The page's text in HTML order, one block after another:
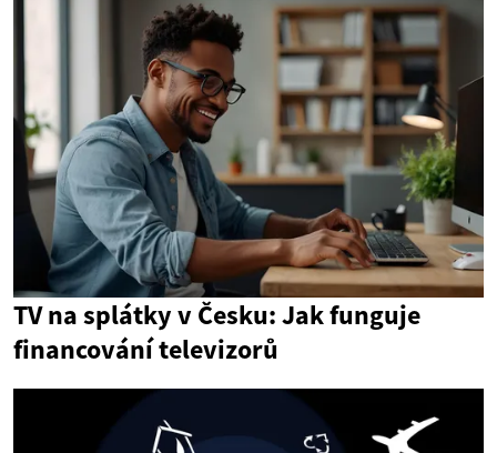
TV na splátky v Česku: Jak funguje
financování televizorů